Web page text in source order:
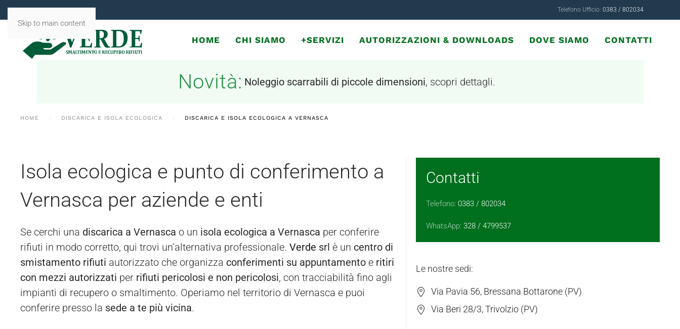
Skip to main content
Telefono Ufficio: 0383 / 802034
HOME CHI SIAMO +SERVIZI AUTORIZZAZIONI & DOWNLOADS DOVE SIAMO CONTATTI
Novità: Noleggio scarrabili di piccole dimensioni, scopri dettagli.
HOME DISCARICA E ISOLA ECOLOGICA DISCARICA E ISOLA ECOLOGICA A VERNASCA
Isola ecologica e punto di conferimento a
Vernasca per aziende e enti
Se cerchi una discarica a Vernasca o un isola ecologica a Vernasca per conferire
rifiuti in modo corretto, qui trovi un’alternativa professionale. Verde srl è un centro di
smistamento rifiuti autorizzato che organizza conferimenti su appuntamento e ritiri
con mezzi autorizzati per rifiuti pericolosi e non pericolosi, con tracciabilità fino agli
impianti di recupero o smaltimento. Operiamo nel territorio di Vernasca e puoi
conferire presso la sede a te più vicina.
Contatti
Telefono:0383 / 802034
WhatsApp: 328 / 4799537
Le nostre sedi:
Via Pavia 56, Bressana Bottarone (PV)
Via Beri 28/3, Trivolzio (PV)